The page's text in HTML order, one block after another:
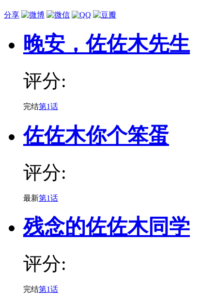
分享
晚安，佐佐木先生
评分:
完结第1话
佐佐木你个笨蛋
评分:
最新第1话
残念的佐佐木同学
评分:
完结第1话